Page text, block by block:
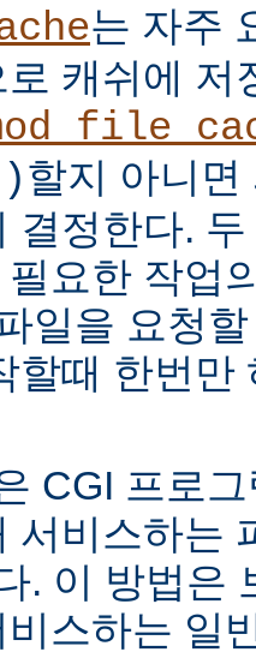
는 자주
캐쉬에 저
할지 아니
결정한다.
요한 작업
일을 요청
할때 한번만
CGI 프로
서비스하는
. 이 방법은
스하는 일